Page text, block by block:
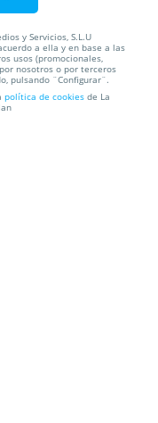
spa + jacuzzi
y Servicios, S.L.U
a ella y en base a las
usos (promocionales,
nosotros o por terceros
pulsando ¨Configurar¨.
política de cookies de La